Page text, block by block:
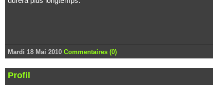
Mardi 18 Mai 2010 Commentaires (0)
Profil